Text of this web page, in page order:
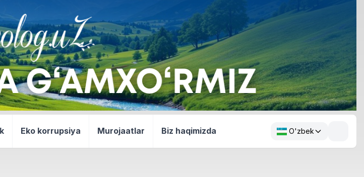
Eko korrupsiya Murojaatlar Biz haqimizda O'zbek